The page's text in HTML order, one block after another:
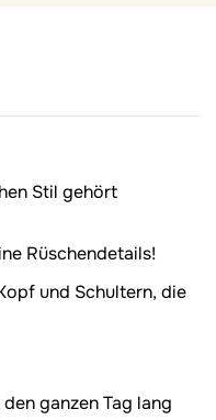
Stil gehört
Rüschendetails!
und Schultern, die
ganzen Tag lang